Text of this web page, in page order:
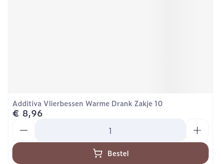
Additiva Vlierbessen Warme Drank Zakje 10
€ 8,96
Bestel